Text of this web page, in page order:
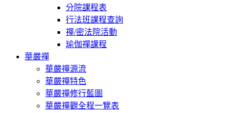
分院課程表
行法班課程查詢
禪/密法院活動
瑜伽禪課程
華嚴禪
華嚴禪源流
華嚴禪特色
華嚴禪修行藍圖
華嚴禪觀全程一覽表